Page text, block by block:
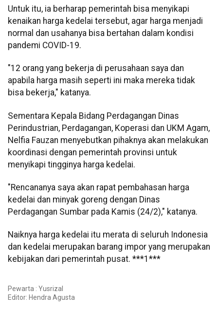
Untuk itu, ia berharap pemerintah bisa menyikapi
kenaikan harga kedelai tersebut, agar harga menjadi
normal dan usahanya bisa bertahan dalam kondisi
pandemi COVID-19.
"12 orang yang bekerja di perusahaan saya dan
apabila harga masih seperti ini maka mereka tidak
bisa bekerja," katanya.
Sementara Kepala Bidang Perdagangan Dinas
Perindustrian, Perdagangan, Koperasi dan UKM Agam,
Nelfia Fauzan menyebutkan pihaknya akan melakukan
koordinasi dengan pemerintah provinsi untuk
menyikapi tingginya harga kedelai.
"Rencananya saya akan rapat pembahasan harga
kedelai dan minyak goreng dengan Dinas
Perdagangan Sumbar pada Kamis (24/2)," katanya.
Naiknya harga kedelai itu merata di seluruh Indonesia
dan kedelai merupakan barang impor yang merupakan
kebijakan dari pemerintah pusat. ***1***
Pewarta : Yusrizal
Editor: Hendra Agusta